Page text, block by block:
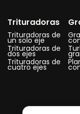
Trituradoras
Trituradoras de
un solo eje
Trituradoras de
dos ejes
Trituradoras de
cuatro ejes